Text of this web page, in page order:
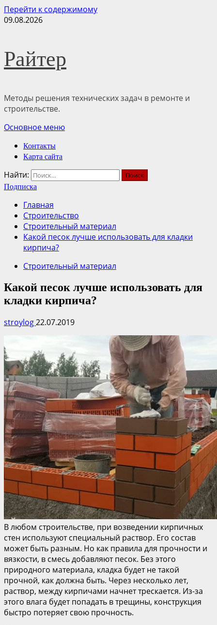
Перейти к содержимому
09.08.2026
Райтер
Методы решения технических задач в ремонте и
строительстве.
Основное меню
Контакты
Карта сайта
Найти:
Подписка
Главная
Строительство
Строительный материал
Какой песок лучше использовать для кладки
кирпича?
Строительный материал
Какой песок лучше использовать для
кладки кирпича?
stroylog22.07.2019
В любом строительстве, при возведении кирпичных
стен используют специальный раствор. Его состав
может быть разным. Но как правила для прочности и
вязкости, в смесь добавляют песок. Без этого
природного материала, кладка будет не такой
прочной, как должна быть. Через несколько лет,
раствор, между кирпичами начнет трескается. Из-за
этого влага будет попадать в трещины, конструкция
быстро потеряет свою прочность.